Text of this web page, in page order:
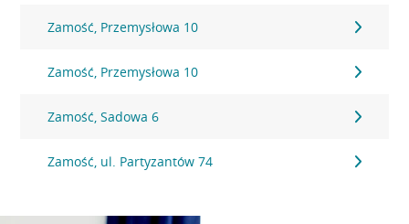
Zamość, Przemysłowa 10
Zamość, Przemysłowa 10
Zamość, Sadowa 6
Zamość, ul. Partyzantów 74